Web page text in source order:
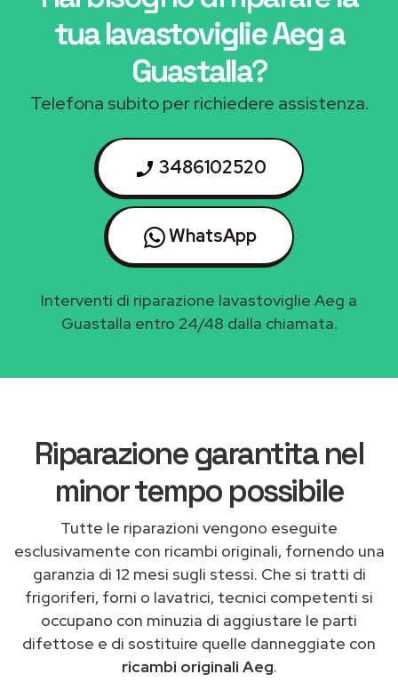
tua lavastoviglie Aeg a
Guastalla?
Telefona subito per richiedere assistenza.
3486102520
WhatsApp
Interventi di riparazione lavastoviglie Aeg a
Guastalla entro 24/48 dalla chiamata.
Riparazione garantita nel
minor tempo possibile
Tutte le riparazioni vengono eseguite
esclusivamente con ricambi originali, fornendo una
garanzia di 12 mesi sugli stessi. Che si tratti di
frigoriferi, forni o lavatrici, tecnici competenti si
occupano con minuzia di aggiustare le parti
difettose e di sostituire quelle danneggiate con
ricambi originali Aeg.